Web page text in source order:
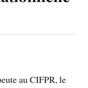
au CIFPR, le